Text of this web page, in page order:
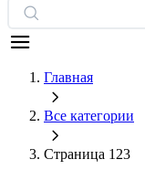
Главная
Все категории
Страница 123